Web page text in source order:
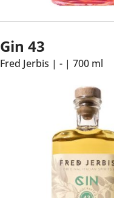
Gin 43
Fred Jerbis | - | 700 ml